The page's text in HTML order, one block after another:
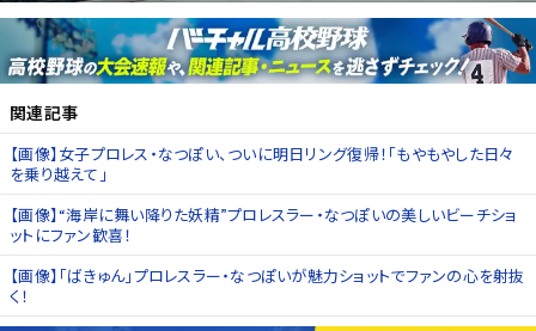
関連記事
【画像】女子プロレス・なつぽい、ついに明日リング復帰！「もやもやした日々
を乗り越えて」
【画像】“海岸に舞い降りた妖精”プロレスラー・なつぽいの美しいビーチショ
ットにファン歓喜！
【画像】「ばきゅん」プロレスラー・なつぽいが魅力ショットでファンの心を射抜
く！